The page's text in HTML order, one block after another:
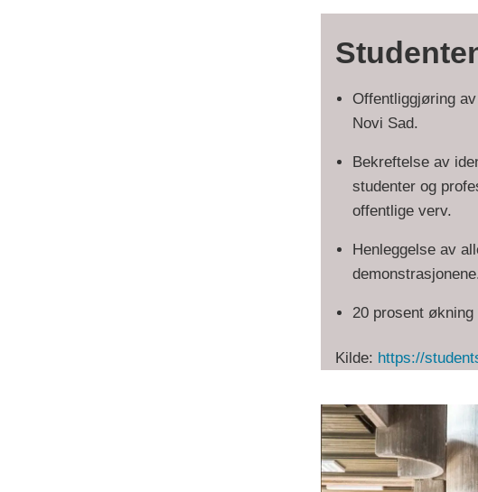
Offentliggjøring
Novi Sad.
Bekreftelse av
studenter og
offentlige verv.
Henleggelse av
20 prosent
Kilde: https://